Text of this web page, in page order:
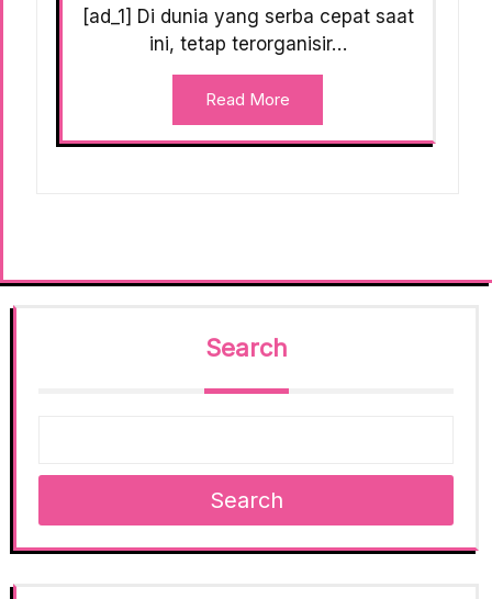
[ad_1] Di dunia yang serba cepat saat
ini, tetap terorganisir…
Read More
Search
Search